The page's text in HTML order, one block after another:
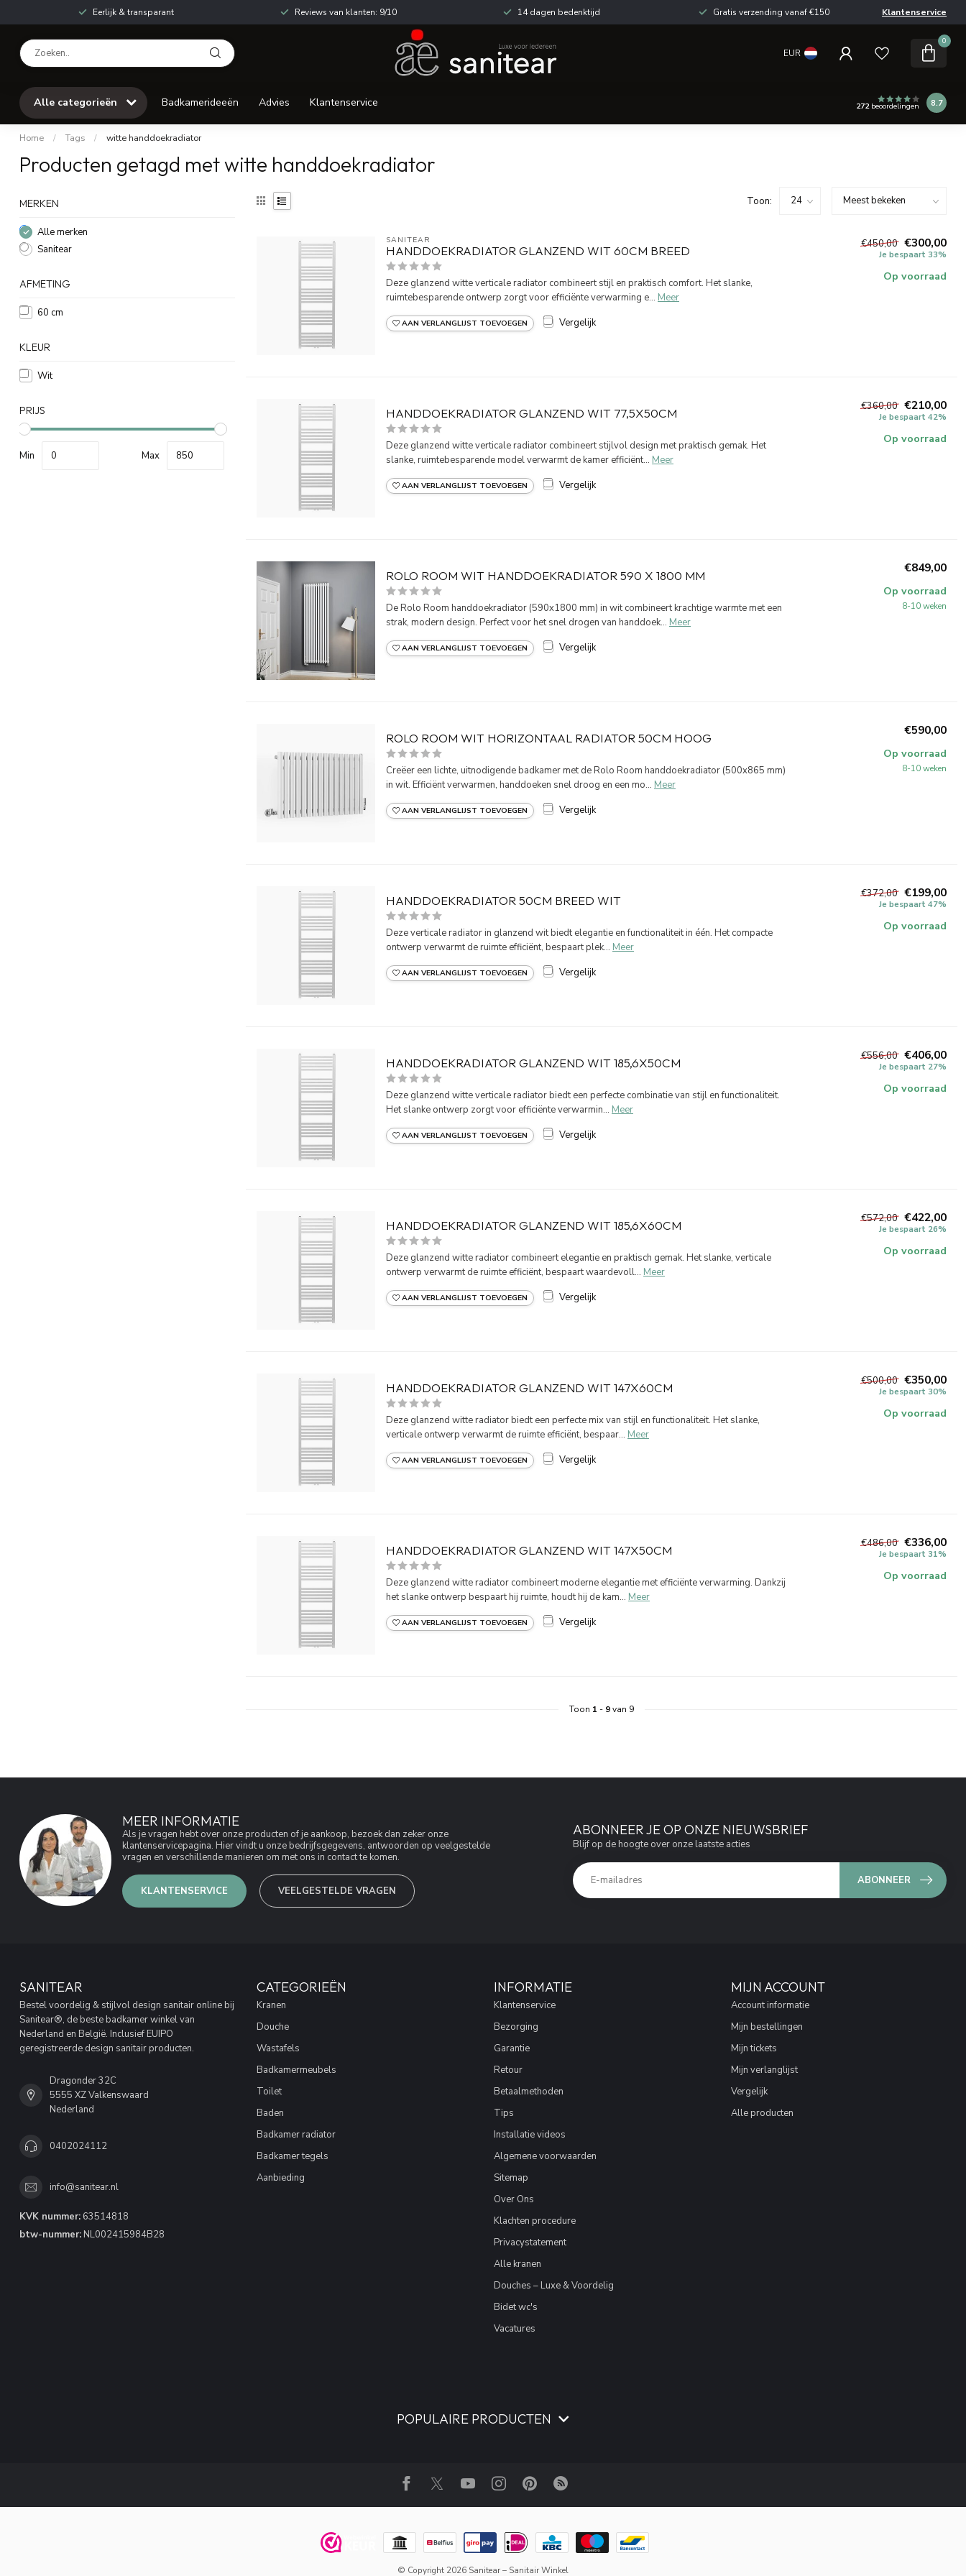
Eerlijk & transparant Reviews van klanten: 9/10 14 dagen bedenktijd Gratis verzending vanaf €150 Klantenservice
EUR
0
Alle categorieën Badkamerideeën Advies Klantenservice 272beoordelingen 8.7
Home / Tags / witte handdoekradiator
Producten getagd met witte handdoekradiator
MERKEN
Alle merken
Sanitear
AFMETING
60 cm
KLEUR
Wit
PRIJS
Min Max
Toon:
SANITEAR
HANDDOEKRADIATOR GLANZEND WIT 60CM BREED
Deze glanzend witte verticale radiator combineert stijl en praktisch comfort. Het slanke,
ruimtebesparende ontwerp zorgt voor efficiënte verwarming e... Meer
AAN VERLANGLIJST TOEVOEGEN Vergelijk
€450,00 €300,00
Je bespaart 33%
Op voorraad
HANDDOEKRADIATOR GLANZEND WIT 77,5X50CM
Deze glanzend witte verticale radiator combineert stijlvol design met praktisch gemak. Het
slanke, ruimtebesparende model verwarmt de kamer efficiënt... Meer
AAN VERLANGLIJST TOEVOEGEN Vergelijk
€360,00 €210,00
Je bespaart 42%
Op voorraad
ROLO ROOM WIT HANDDOEKRADIATOR 590 X 1800 MM
De Rolo Room handdoekradiator (590x1800 mm) in wit combineert krachtige warmte met een
strak, modern design. Perfect voor het snel drogen van handdoek... Meer
AAN VERLANGLIJST TOEVOEGEN Vergelijk
€849,00
Op voorraad
8-10 weken
ROLO ROOM WIT HORIZONTAAL RADIATOR 50CM HOOG
Creëer een lichte, uitnodigende badkamer met de Rolo Room handdoekradiator (500x865 mm)
in wit. Efficiënt verwarmen, handdoeken snel droog en een mo... Meer
AAN VERLANGLIJST TOEVOEGEN Vergelijk
€590,00
Op voorraad
8-10 weken
HANDDOEKRADIATOR 50CM BREED WIT
Deze verticale radiator in glanzend wit biedt elegantie en functionaliteit in één. Het compacte
ontwerp verwarmt de ruimte efficiënt, bespaart plek... Meer
AAN VERLANGLIJST TOEVOEGEN Vergelijk
€372,00 €199,00
Je bespaart 47%
Op voorraad
HANDDOEKRADIATOR GLANZEND WIT 185,6X50CM
Deze glanzend witte verticale radiator biedt een perfecte combinatie van stijl en functionaliteit.
Het slanke ontwerp zorgt voor efficiënte verwarmin... Meer
AAN VERLANGLIJST TOEVOEGEN Vergelijk
€556,00 €406,00
Je bespaart 27%
Op voorraad
HANDDOEKRADIATOR GLANZEND WIT 185,6X60CM
Deze glanzend witte radiator combineert elegantie en praktisch gemak. Het slanke, verticale
ontwerp verwarmt de ruimte efficiënt, bespaart waardevoll... Meer
AAN VERLANGLIJST TOEVOEGEN Vergelijk
€572,00 €422,00
Je bespaart 26%
Op voorraad
HANDDOEKRADIATOR GLANZEND WIT 147X60CM
Deze glanzend witte radiator biedt een perfecte mix van stijl en functionaliteit. Het slanke,
verticale ontwerp verwarmt de ruimte efficiënt, bespaar... Meer
AAN VERLANGLIJST TOEVOEGEN Vergelijk
€500,00 €350,00
Je bespaart 30%
Op voorraad
HANDDOEKRADIATOR GLANZEND WIT 147X50CM
Deze glanzend witte radiator combineert moderne elegantie met efficiënte verwarming. Dankzij
het slanke ontwerp bespaart hij ruimte, houdt hij de kam... Meer
AAN VERLANGLIJST TOEVOEGEN Vergelijk
€486,00 €336,00
Je bespaart 31%
Op voorraad
Toon 1 - 9van 9
MEER INFORMATIE
Als je vragen hebt over onze producten of je aankoop, bezoek dan zeker onze
klantenservicepagina. Hier vindt u onze bedrijfsgegevens, antwoorden op veelgestelde
vragen en verschillende manieren om met ons in contact te komen.
KLANTENSERVICE VEELGESTELDE VRAGEN
ABONNEER JE OP ONZE NIEUWSBRIEF
Blijf op de hoogte over onze laatste acties
ABONNEER
SANITEAR
Bestel voordelig & stijlvol design sanitair online bij
Sanitear®, de beste badkamer winkel van
Nederland en België. Inclusief EUIPO
geregistreerde design sanitair producten.
Dragonder 32C
5555 XZ Valkenswaard
Nederland
0402024112
info@sanitear.nl
KVK nummer: 63514818
btw-nummer: NL002415984B28
CATEGORIEËN
Kranen
Douche
Wastafels
Badkamermeubels
Toilet
Baden
Badkamer radiator
Badkamer tegels
Aanbieding
INFORMATIE
Klantenservice
Bezorging
Garantie
Retour
Betaalmethoden
Tips
Installatie videos
Algemene voorwaarden
Sitemap
Over Ons
Klachten procedure
Privacystatement
Alle kranen
Douches – Luxe & Voordelig
Bidet wc's
Vacatures
MIJN ACCOUNT
Account informatie
Mijn bestellingen
Mijn tickets
Mijn verlanglijst
Vergelijk
Alle producten
POPULAIRE PRODUCTEN
© Copyright 2026 Sanitear – Sanitair Winkel